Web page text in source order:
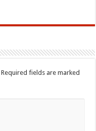
Required fields are marked